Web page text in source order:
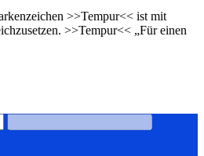
>>Tempur<< ist mit
>>Tempur<< „Für einen